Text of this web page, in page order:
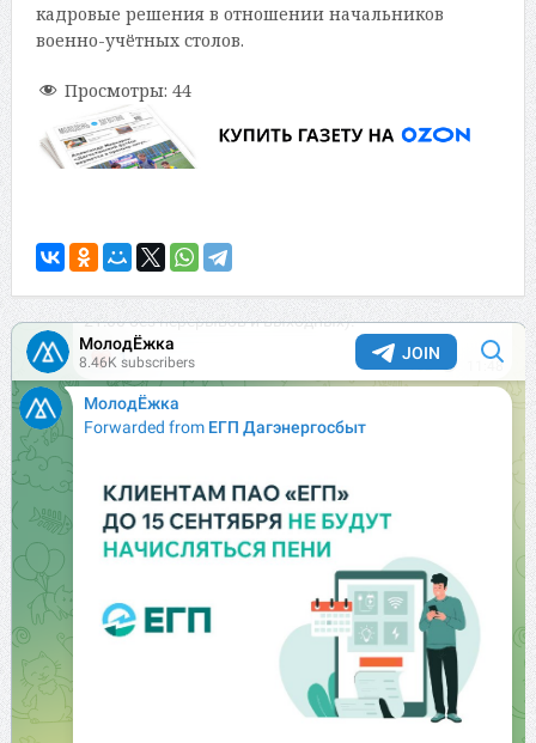
кадровые решения в отношении начальников
военно-учётных столов.
Просмотры: 44